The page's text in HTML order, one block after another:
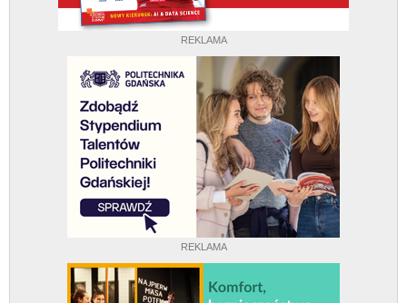
REKLAMA
REKLAMA